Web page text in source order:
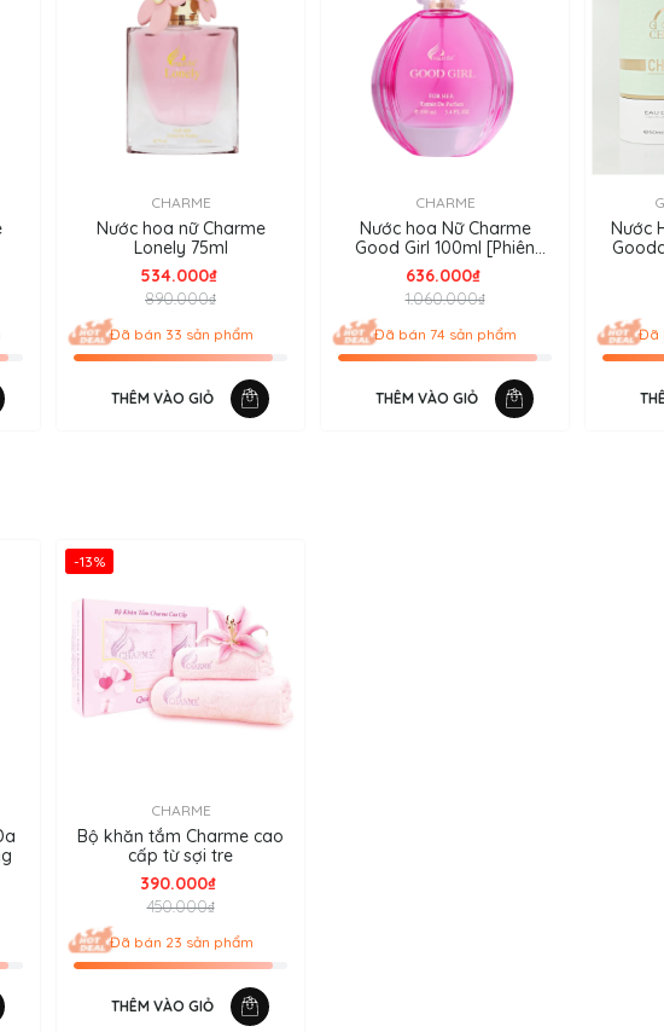
CHARME
Nước hoa nữ Charme
Lonely 75ml
534.000₫
890.000₫
Đã bán 33 sản phẩm
THÊM VÀO GIỎ
CHARME
Nước hoa Nữ Charme
Good Girl 100ml [Phiên
bản 2024]
636.000₫
1.060.000₫
Đã bán 74 sản phẩm
THÊM VÀO GIỎ
Nước
Đã
-13%
CHARME
Bộ khăn tắm Charme cao
cấp từ sợi tre
390.000₫
450.000₫
Đã bán 23 sản phẩm
THÊM VÀO GIỎ